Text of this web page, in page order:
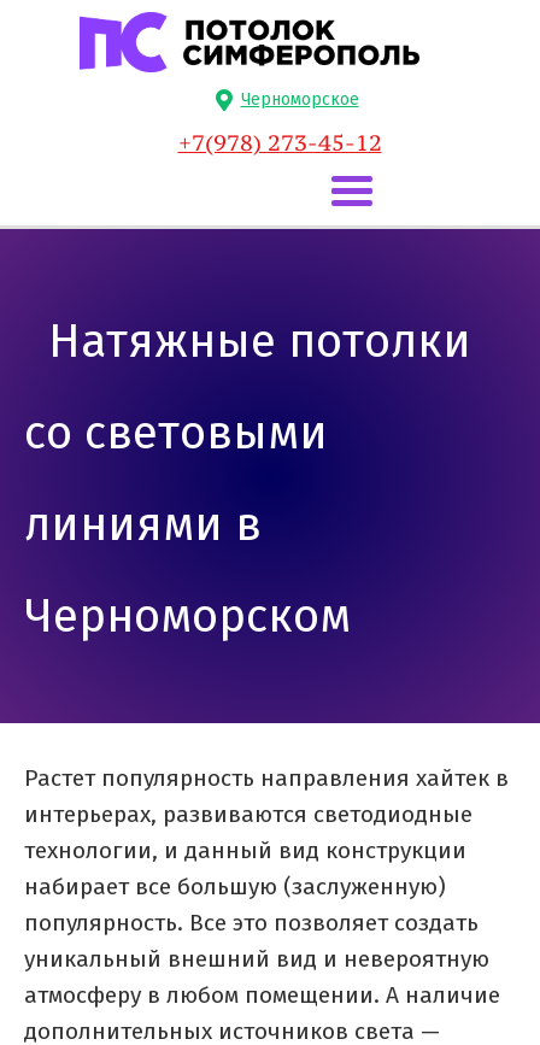
Черноморское
+7(978) 273-45-12
Натяжные потолки
со световыми
линиями в
Черноморском
Растет популярность направления хайтек в
интерьерах, развиваются светодиодные
технологии, и данный вид конструкции
набирает все большую (заслуженную)
популярность. Все это позволяет создать
уникальный внешний вид и невероятную
атмосферу в любом помещении. А наличие
дополнительных источников света —